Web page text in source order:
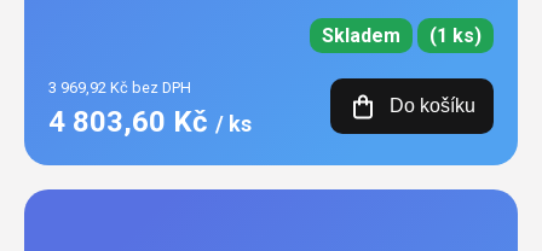
Skladem (1 ks)
3 969,92 Kč bez DPH
4 803,60 Kč / ks
Do košíku